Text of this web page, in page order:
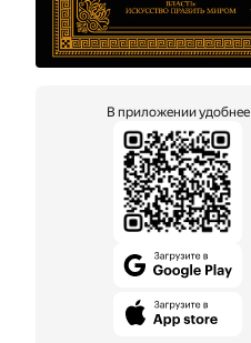
В приложении удобнее